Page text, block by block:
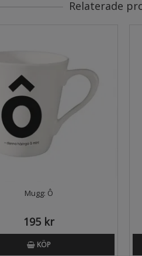
Relaterade
Mugg: Ô
195 kr
KÖP